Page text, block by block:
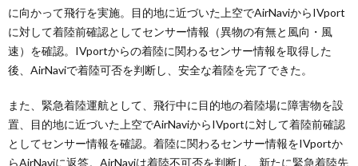
に向かって飛行を実施。目的地に近づいた上空でAirNaviからIVport
に対して着陸前確認としてセンサー情報（異物の有無と風向・風
速）を確認。IVportからの着陸に関わるセンサー情報を取得した
後、AirNaviで着陸可否を判断し、安全な着陸を完了できた。
また、緊急着陸運航として、飛行中に目的地の着陸場に障害物を設
置、目的地に近づいた上空でAirNaviからIVportに対して着陸前確認
としてセンサー情報を確認。着陸に関わるセンサー情報をIVportか
らAirNaviに返答。AirNaviは着陸不可否を判断し、新たに緊急着陸先